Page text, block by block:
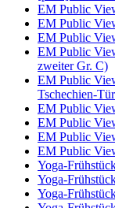
EM Public
EM Public
EM Public
EM Public
zweiter Gr. C)
EM Public
Tschechien-
EM Public
EM Public
EM Public
EM Public
Yoga-
Yoga-
Yoga-